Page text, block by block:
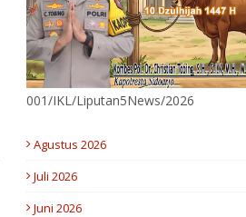
001/IKL/Liputan5News/2026
Agustus 2026
Juli 2026
Juni 2026